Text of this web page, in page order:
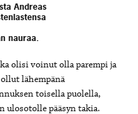
Andreas
nauraa.
olisi voinut olla parempi ja
lähempänä
toisella puolella,
ulosotolle pääsyn takia.